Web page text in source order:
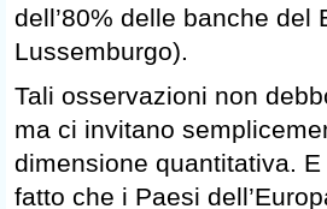
dell’80% delle banche del
Lussemburgo).
Tali osservazioni non
ma ci invitano
dimensione quantitativa.
fatto che i Paesi